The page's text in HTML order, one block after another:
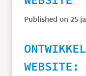
Published on 25
WEBSITE: